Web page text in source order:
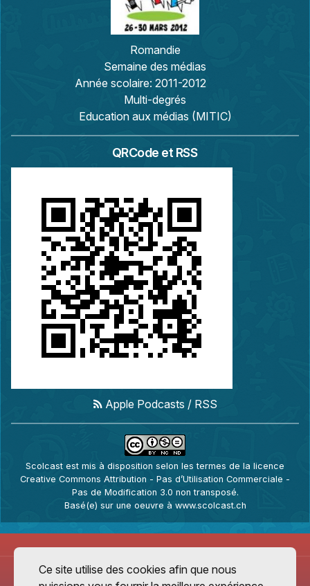
Romandie
Semaine des médias
Année scolaire: 2011-2012
Multi-degrés
Education aux médias (MITIC)
QRCode et RSS
Apple Podcasts / RSS
Scolcast est mis à disposition selon les termes de la licence
Creative Commons Attribution - Pas d’Utilisation Commerciale -
Pas de Modification 3.0 non transposé.
Basé(e) sur une oeuvre à www.scolcast.ch
Ce site utilise des cookies afin que nous